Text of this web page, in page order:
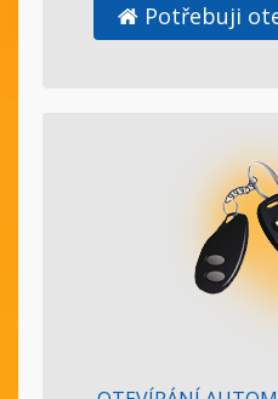
Potřebuji